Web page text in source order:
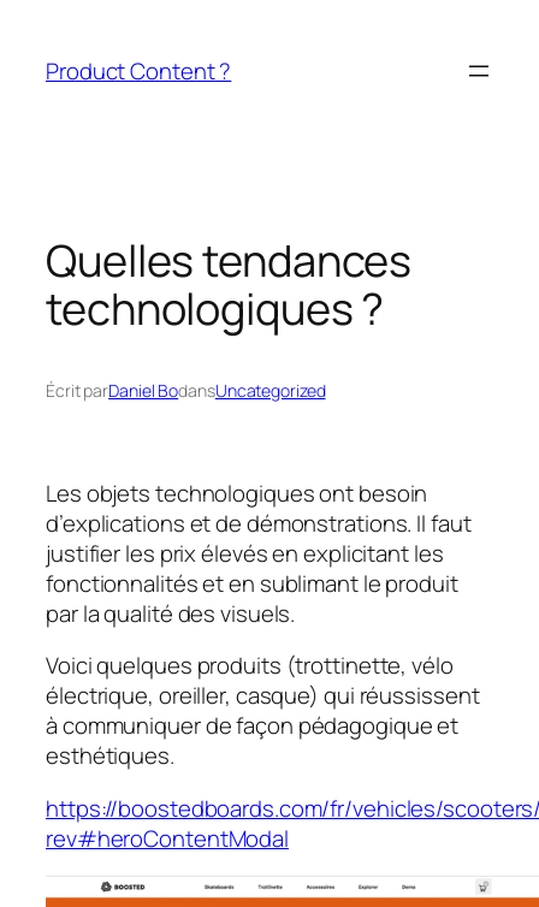
contenu
Product Content ?
Quelles tendances
technologiques ?
Écrit parDaniel BodansUncategorized
Les objets technologiques ont besoin
d’explications et de démonstrations. Il faut
justifier les prix élevés en explicitant les
fonctionnalités et en sublimant le produit
par la qualité des visuels.
Voici quelques produits (trottinette, vélo
électrique, oreiller, casque) qui réussissent
à communiquer de façon pédagogique et
esthétiques.
https://boostedboards.com/fr/vehicles/
rev#heroContentModal